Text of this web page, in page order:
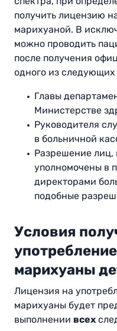
получить лицензию
марихуаной. В
можно проводить
после получения
одного из следующих
Главы
Министерстве
Руководителя
в больничной
Разрешение лиц,
уполномочены в
директорами
подобные
Условия
марихуаны
Лицензия на
марихуаны будет
выполнении всех